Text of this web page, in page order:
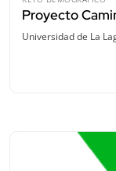
Proyecto
Universidad de La